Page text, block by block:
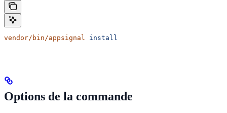
vendor/bin/appsignal install
Options de la commande